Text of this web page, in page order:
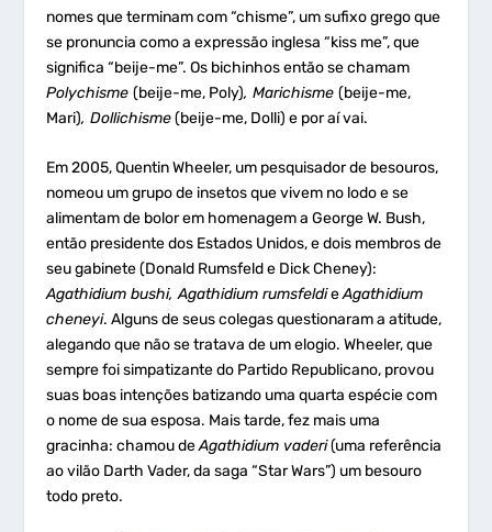
nomes que terminam com “chisme”, um sufixo grego que
se pronuncia como a expressão inglesa “kiss me”, que
significa “beije-me”. Os bichinhos então se chamam
Polychisme(beije-me, Poly), Marichisme(beije-me,
Mari), Dollichisme(beije-me, Dolli) e por aí vai.
Em 2005, Quentin Wheeler, um pesquisador de besouros,
nomeou um grupo de insetos que vivem no lodo e se
alimentam de bolor em homenagem a George W. Bush,
então presidente dos Estados Unidos, e dois membros de
seu gabinete (Donald Rumsfeld e Dick Cheney):
Agathidium bushi, Agathidium rumsfeldieAgathidium
cheneyi. Alguns de seus colegas questionaram a atitude,
alegando que não se tratava de um elogio. Wheeler, que
sempre foi simpatizante do Partido Republicano, provou
suas boas intenções batizando uma quarta espécie com
o nome de sua esposa. Mais tarde, fez mais uma
gracinha: chamou deAgathidium vaderi(uma referência
ao vilão Darth Vader, da saga “Star Wars”) um besouro
todo preto.